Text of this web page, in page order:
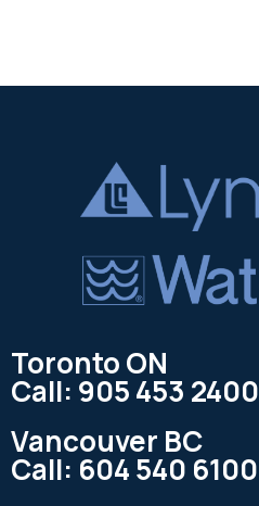
Toronto ON
Call: 905 453 2400
Vancouver BC
Call: 604 540 6100